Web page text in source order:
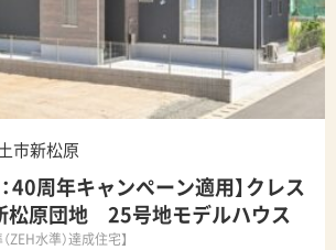
市新松原
40周年キャンペーン適用】クレス
松原団地 25号地モデルハウス
ZEH水準）達成住宅】